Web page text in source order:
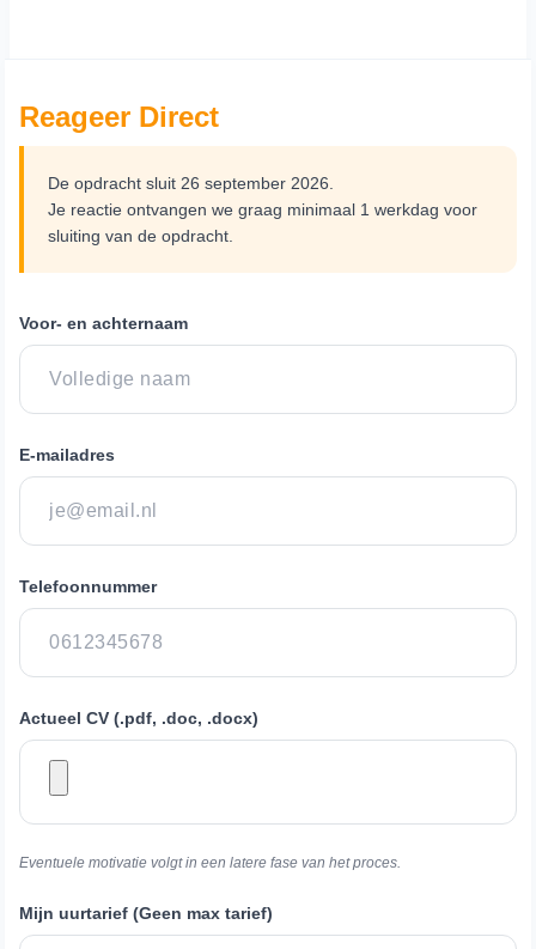
Reageer Direct
De opdracht sluit 26 september 2026.
Je reactie ontvangen we graag minimaal 1 werkdag voor
sluiting van de opdracht.
Voor- en achternaam
E-mailadres
Telefoonnummer
Actueel CV (.pdf, .doc, .docx)
Eventuele motivatie volgt in een latere fase van het proces.
Mijn uurtarief (Geen max tarief)